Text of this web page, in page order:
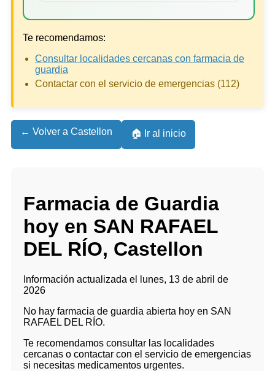
Te recomendamos:
Consultar localidades cercanas con farmacia de
guardia
Contactar con el servicio de emergencias (112)
← Volver a Castellon 🏠 Ir al inicio
Farmacia de Guardia
hoy en SAN RAFAEL
DEL RÍO, Castellon
Información actualizada el lunes, 13 de abril de
2026
No hay farmacia de guardia abierta hoy en SAN
RAFAEL DEL RÍO.
Te recomendamos consultar las localidades
cercanas o contactar con el servicio de emergencias
si necesitas medicamentos urgentes.